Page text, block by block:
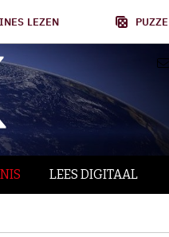
LEZEN
LEES DIGITAAL